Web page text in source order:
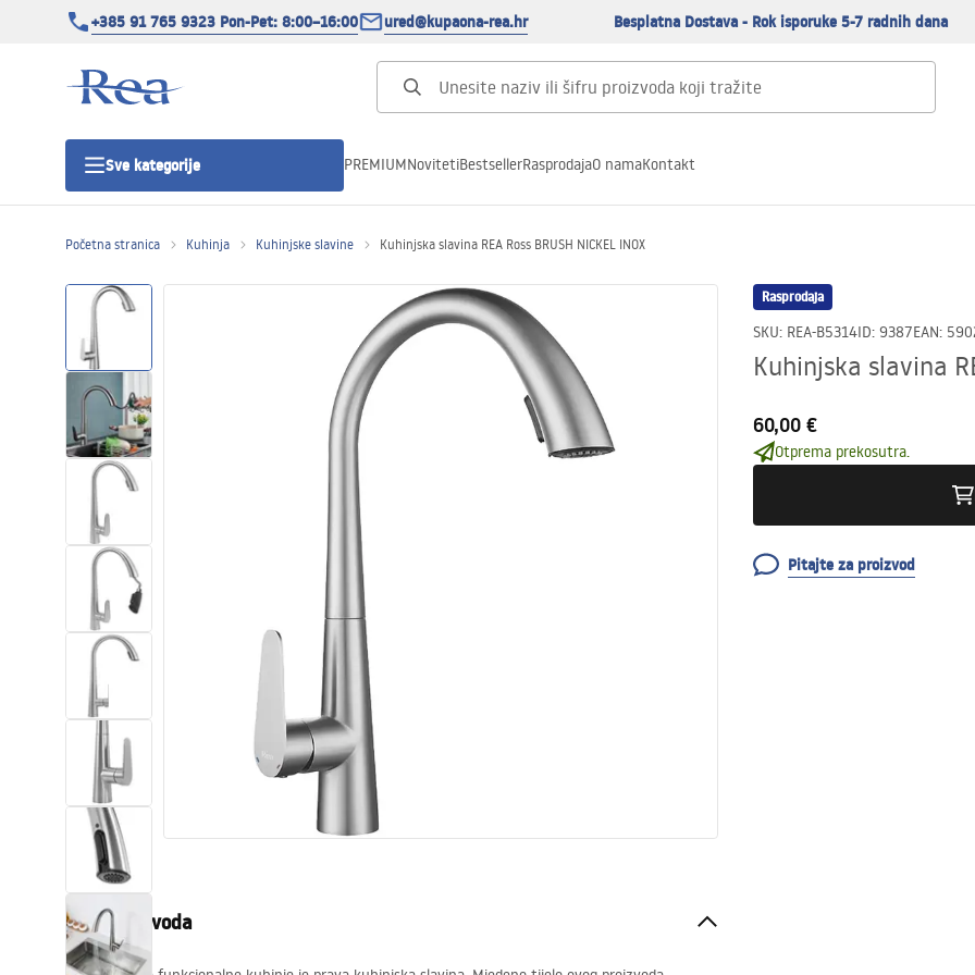
+385 91 765 9323 Pon-Pet: 8:00–16:00 ured@kupaona-rea.hr Besplatna Dostava - Rok isporuke 5-7 radnih dana
Sve kategorije
Tuš kade
Tuš Kanalice
Umivaonici
Kade i paravani
Miješalice, pipe, slavine
Tuševi
Pribor i kupaonski namještaj
PREMIUMNovitetiBestsellerRasprodajaO namaKontakt
Početna stranica Kuhinja Kuhinjske slavine Kuhinjska slavina REA Ross BRUSH NICKEL INOX
Rasprodaja
SKU: REA-B5314ID: 9387EAN:
Kuhinjska slavina
60,00 €
Otprema prekosutra.
Pitajte za proizvod
Opis proizvoda